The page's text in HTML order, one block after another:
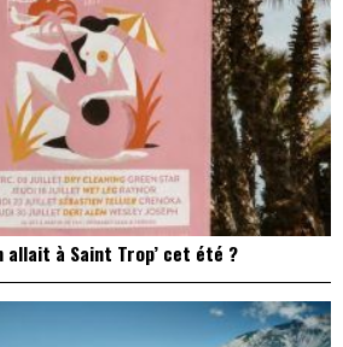
allait à Saint Trop’ cet été ?